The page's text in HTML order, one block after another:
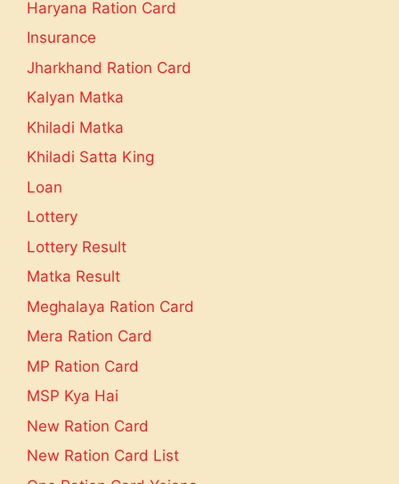
Haryana Ration Card
Insurance
Jharkhand Ration Card
Kalyan Matka
Khiladi Matka
Khiladi Satta King
Loan
Lottery
Lottery Result
Matka Result
Meghalaya Ration Card
Mera Ration Card
MP Ration Card
MSP Kya Hai
New Ration Card
New Ration Card List